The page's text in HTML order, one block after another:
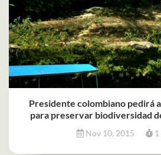
Presidente colombiano pedirá
para preservar biodiversidad
Nov 10, 2015